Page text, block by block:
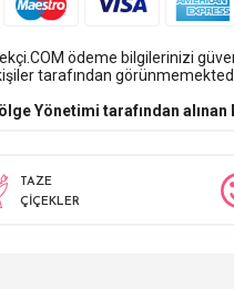
ödeme bilgilerinizi
tarafından
Yönetimi tarafından
TAZE
ÇİÇEKLER